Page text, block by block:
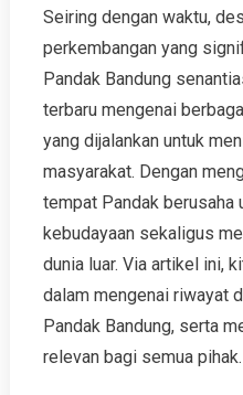
Seiring dengan waktu,
perkembangan yang
Pandak Bandung
terbaru mengenai
yang dijalankan untuk
masyarakat. Dengan
tempat Pandak
kebudayaan sekaligus
dunia luar. Via artikel ini,
dalam mengenai riwayat
Pandak Bandung, serta
relevan bagi semua pihak.